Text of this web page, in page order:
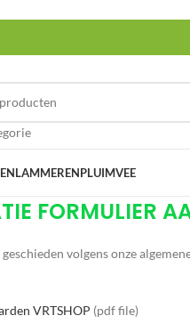
LAMMERENPLUIMVEE
FORMULIER
volgens onze
VRTSHOP (pdf file)